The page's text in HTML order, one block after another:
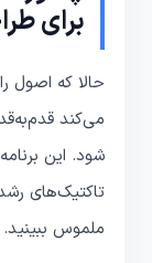
برای
می‌کند
شود. این
تاکتیک‌های
ملموس ببینید.